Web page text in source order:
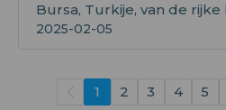
Bursa, Turkije, van de
prachtige landschappen
2025-02-05
1 2 3 4 5